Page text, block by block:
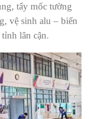
tẩy mốc tường
vệ sinh alu – biển
lân cận.